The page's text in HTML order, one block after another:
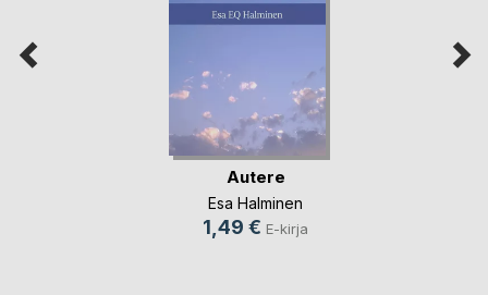
Autere
Esa Halminen
1,49 € E-kirja